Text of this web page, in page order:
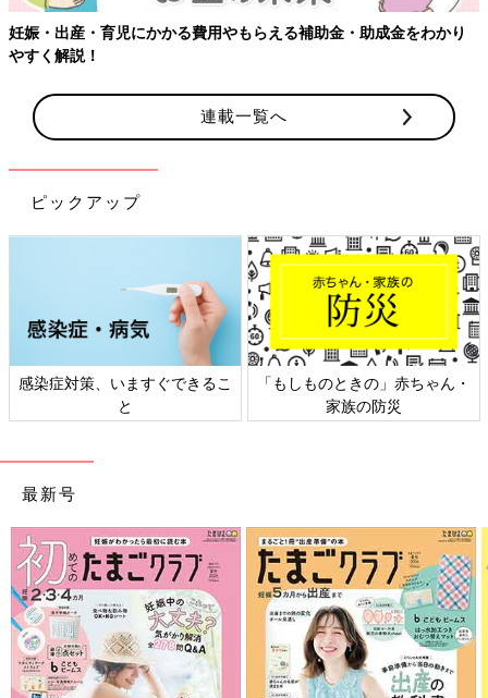
産後は忙しくて、片づけをする時間がない、というのは、先輩マ
影・米玉利朋子＜G.P.FLAG＞ 文・たまごクラブ編集部）
ライフスタイリスト
アパレルプレス＆デザイナー、ファッションエディターを経てフ
リーに。2015年に第１子を出産し、産後は整理収納アドバイザ
ーとしても活躍中。
■参考：『たまごクラブ』2018年８月号「産後の育児がラクにな
妊娠・出産・育児にかかる費用やもらえる補助金・助成金をわかり
やすく解説！
連載一覧へ
ピックアップ
感染症対策、いますぐできるこ
と
「もしものときの」赤ちゃん・
家族の防災
最新号